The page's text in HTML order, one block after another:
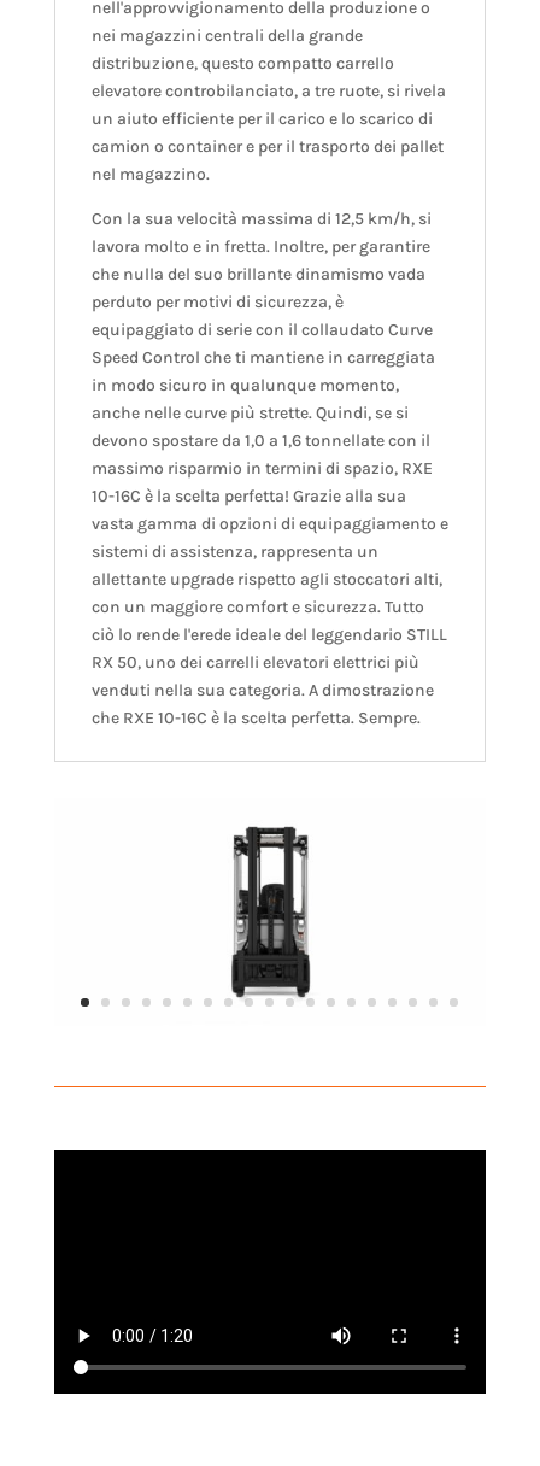
nell'approvvigionamento della produzione o
nei magazzini centrali della grande
distribuzione, questo compatto carrello
elevatore controbilanciato, a tre ruote, si rivela
un aiuto efficiente per il carico e lo scarico di
camion o container e per il trasporto dei pallet
nel magazzino.
Con la sua velocità massima di 12,5 km/h, si
lavora molto e in fretta. Inoltre, per garantire
che nulla del suo brillante dinamismo vada
perduto per motivi di sicurezza, è
equipaggiato di serie con il collaudato Curve
Speed Control che ti mantiene in carreggiata
in modo sicuro in qualunque momento,
anche nelle curve più strette. Quindi, se si
devono spostare da 1,0 a 1,6 tonnellate con il
massimo risparmio in termini di spazio, RXE
10-16C è la scelta perfetta! Grazie alla sua
vasta gamma di opzioni di equipaggiamento e
sistemi di assistenza, rappresenta un
allettante upgrade rispetto agli stoccatori alti,
con un maggiore comfort e sicurezza. Tutto
ciò lo rende l'erede ideale del leggendario STILL
RX 50, uno dei carrelli elevatori elettrici più
venduti nella sua categoria. A dimostrazione
che RXE 10-16C è la scelta perfetta. Sempre.